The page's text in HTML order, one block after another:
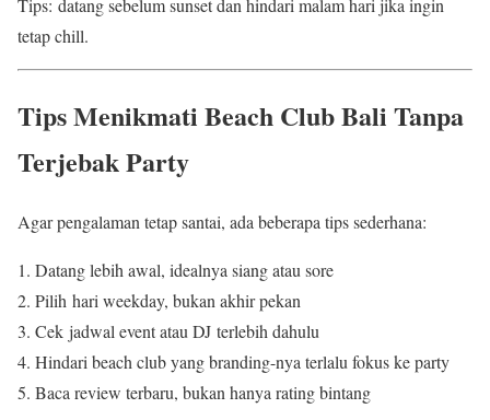
Tips: datang sebelum sunset dan hindari malam hari jika ingin
tetap chill.
Tips Menikmati Beach Club Bali Tanpa
Terjebak Party
Agar pengalaman tetap santai, ada beberapa tips sederhana:
Datang lebih awal, idealnya siang atau sore
Pilih hari weekday, bukan akhir pekan
Cek jadwal event atau DJ terlebih dahulu
Hindari beach club yang branding-nya terlalu fokus ke party
Baca review terbaru, bukan hanya rating bintang